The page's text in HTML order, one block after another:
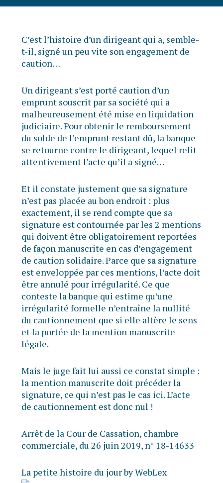
C’est l’histoire d’un dirigeant qui a, semble-
t-il, signé un peu vite son engagement de
caution…
Un dirigeant s’est porté caution d’un
emprunt souscrit par sa société qui a
malheureusement été mise en liquidation
judiciaire. Pour obtenir le remboursement
du solde de l’emprunt restant dû, la banque
se retourne contre le dirigeant, lequel relit
attentivement l’acte qu’il a signé…
Et il constate justement que sa signature
n’est pas placée au bon endroit : plus
exactement, il se rend compte que sa
signature est contournée par les 2 mentions
qui doivent être obligatoirement reportées
de façon manuscrite en cas d’engagement
de caution solidaire. Parce que sa signature
est enveloppée par ces mentions, l’acte doit
être annulé pour irrégularité. Ce que
conteste la banque qui estime qu’une
irrégularité formelle n’entraîne la nullité
du cautionnement que si elle altère le sens
et la portée de la mention manuscrite
légale.
Mais le juge fait lui aussi ce constat simple :
la mention manuscrite doit précéder la
signature, ce qui n’est pas le cas ici. L’acte
de cautionnement est donc nul !
Arrêt de la Cour de Cassation, chambre
commerciale, du 26 juin 2019, n° 18-14633
La petite histoire du jour by WebLex